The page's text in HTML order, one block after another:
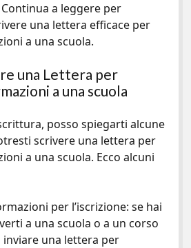
a leggere per
una lettera efficace per
a una scuola.
una Lettera per
a una scuola
posso spiegarti alcune
scrivere una lettera per
a una scuola. Ecco alcuni
per l’iscrizione: se hai
a una scuola o a un corso
una lettera per